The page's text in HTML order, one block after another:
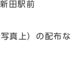
田駅前
真上）の配布な